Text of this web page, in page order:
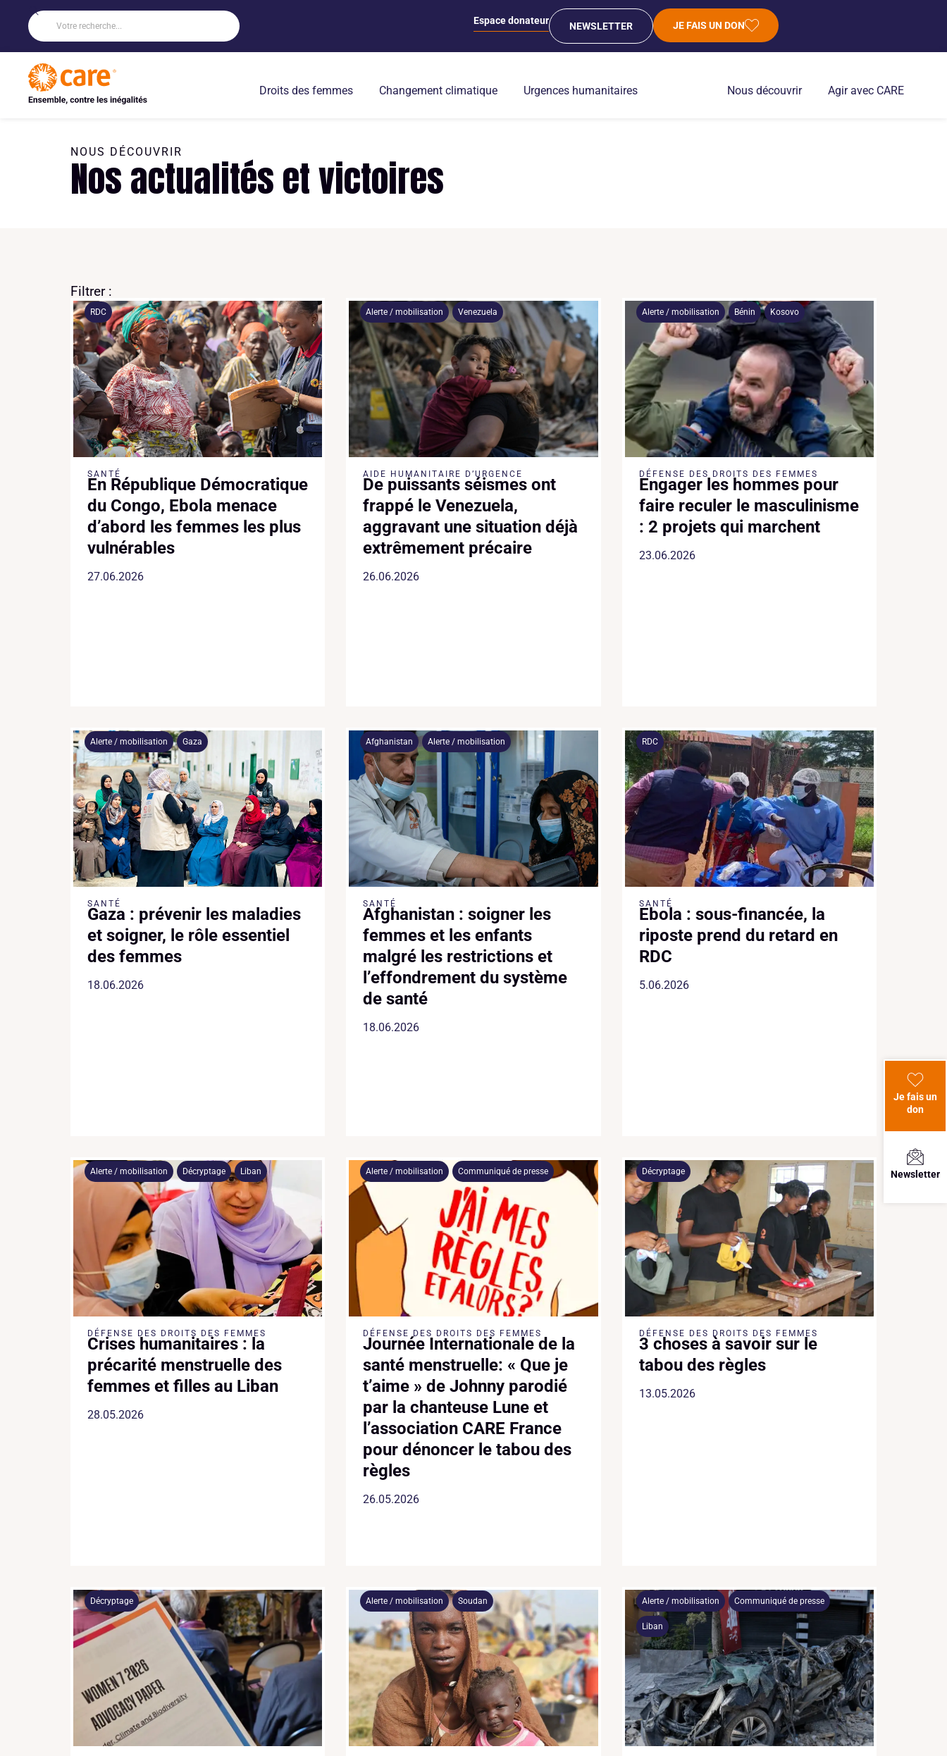
Espace donateur NEWSLETTER JE FAIS UN DON
Droits des femmes Changement climatique Urgences humanitaires Nous découvrir Agir avec CARE
Je fais un
don
Newsletter
NOUS DÉCOUVRIR
Nos actualités et victoires
Filtrer :
RDC
SANTÉ
En République Démocratique
du Congo, Ebola menace
d’abord les femmes les plus
vulnérables
27.06.2026
Alerte / mobilisation Venezuela
AIDE HUMANITAIRE D’URGENCE
De puissants séismes ont
frappé le Venezuela,
aggravant une situation déjà
extrêmement précaire
26.06.2026
Alerte / mobilisation Bénin Kosovo
DÉFENSE DES DROITS DES FEMMES
Engager les hommes pour
faire reculer le masculinisme
: 2 projets qui marchent
23.06.2026
Alerte / mobilisation Gaza
SANTÉ
Gaza : prévenir les maladies
et soigner, le rôle essentiel
des femmes
18.06.2026
Afghanistan Alerte / mobilisation
SANTÉ
Afghanistan : soigner les
femmes et les enfants
malgré les restrictions et
l’effondrement du système
de santé
18.06.2026
RDC
SANTÉ
Ebola : sous-financée, la
riposte prend du retard en
RDC
5.06.2026
Alerte / mobilisation Décryptage Liban
DÉFENSE DES DROITS DES FEMMES
Crises humanitaires : la
précarité menstruelle des
femmes et filles au Liban
28.05.2026
Alerte / mobilisation Communiqué de presse
DÉFENSE DES DROITS DES FEMMES
Journée Internationale de la
santé menstruelle: « Que je
t’aime » de Johnny parodié
par la chanteuse Lune et
l’association CARE France
pour dénoncer le tabou des
règles
26.05.2026
Décryptage
DÉFENSE DES DROITS DES FEMMES
3 choses à savoir sur le
tabou des règles
13.05.2026
Décryptage Alerte / mobilisation Soudan Alerte / mobilisation Communiqué de presse
Liban